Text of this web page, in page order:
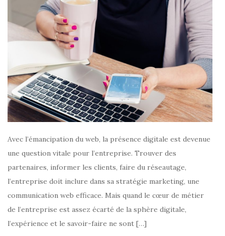
Avec l’émancipation du web, la présence digitale est devenue
une question vitale pour l’entreprise. Trouver des
partenaires, informer les clients, faire du réseautage,
l’entreprise doit inclure dans sa stratégie marketing, une
communication web efficace. Mais quand le cœur de métier
de l’entreprise est assez écarté de la sphère digitale,
l’expérience et le savoir-faire ne sont […]